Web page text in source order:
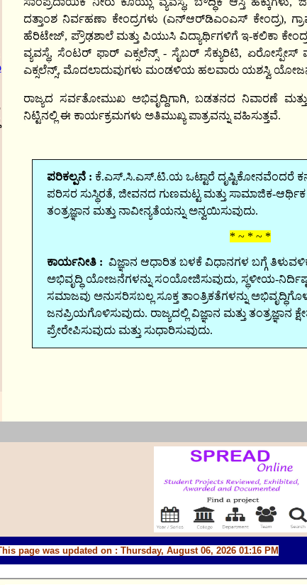
ದತ್ತಾಂಶ ನಿರ್ವಹಣಾ ಕೇಂದ್ರಗಳು (ಎನ್‌ಆರ್‌ಡಿಎಂಎಸ್‌ ಕೇಂದ್ರ),
ಹೆರಿಟೇಜ್, ಪ್ರೌಢಶಾಲೆ ಮತ್ತು ಪಿಯುಸಿ ವಿದ್ಯಾರ್ಥಿಗಳಿಗೆ ಇ-ಕಲಿಕಾ
ವ್ಯವಸ್ಥೆ, ಸೆಂಟರ್ ಫಾರ್ ಎಕ್ಸಲೆನ್ಸ್ - ಸೈಬರ್‌ ಸೆಕ್ಯುರಿಟಿ,
ಎಕ್ಸಲೆನ್ಸ್, ಮೊದಲಾದುವುಗಳು ಮಂಡಳಿಯ ಹಲವಾರು ಯಶಸ್ವಿ ಯೋಜನೆ
ರಾಜ್ಯದ ಸರ್ವತೋಮುಖ ಅಭಿವೃದ್ದಿಗಾಗಿ, ಬಡತನದ ನಿವಾರಣೆ
ನಿಟ್ಟಿನಲ್ಲಿ ಈ ಕಾರ್ಯಕ್ರಮಗಳು ಅತಿಮುಖ್ಯ ಪಾತ್ರವನ್ನು ವಹಿಸುತ್ತವೆ.
ಪರಿಕಲ್ಪನೆ : ಕೆ.ಎಸ್‌.ಸಿ.ಎಸ್‌.ಟಿ.ಯ ಒಟ್ಟಾರೆ ದೃಷ್ಟಿಕೋನವೆಂದರೆ
ಪರಿಸರ ಸುಸ್ಥಿರತೆ, ಜೀವನದ ಗುಣಮಟ್ಟ ಮತ್ತು ಸಾಮಾಜಿಕ-ಆರ್ಥಿಕ
ತಂತ್ರಜ್ಞಾನ ಮತ್ತು ನಾವೀನ್ಯತೆಯನ್ನು ಅನ್ವಯಿಸುವುದು.
* ~ * ~ *
ಕಾರ್ಯನೀತಿ : ವಿಜ್ಞಾನ ಆಧಾರಿತ ಬಳಕೆ ವಿಧಾನಗಳ ಬಗ್ಗೆ
ಅಭಿವೃದ್ಧಿ ಯೋಜನೆಗಳನ್ನು ಸಂಯೋಜಿಸುವುದು, ಸ್ಥಳೀಯ-
ಸಮಾಜವು ಅನುಸರಿಸಬಲ್ಲ ಸೂಕ್ತ ತಾಂತ್ರಿಕತೆಗಳನ್ನು
ಜನಪ್ರಿಯಗೊಳಿಸುವುದು. ರಾಜ್ಯದಲ್ಲಿ ವಿಜ್ಞಾನ ಮತ್ತು ತಂತ್ರಜ್ಞಾನ
ಪ್ರೇರೇಪಿಸುವುದು ಮತ್ತು ಸುಧಾರಿಸುವುದು.
page was updated on : Thursday, August 06, 2026 01:16 PM